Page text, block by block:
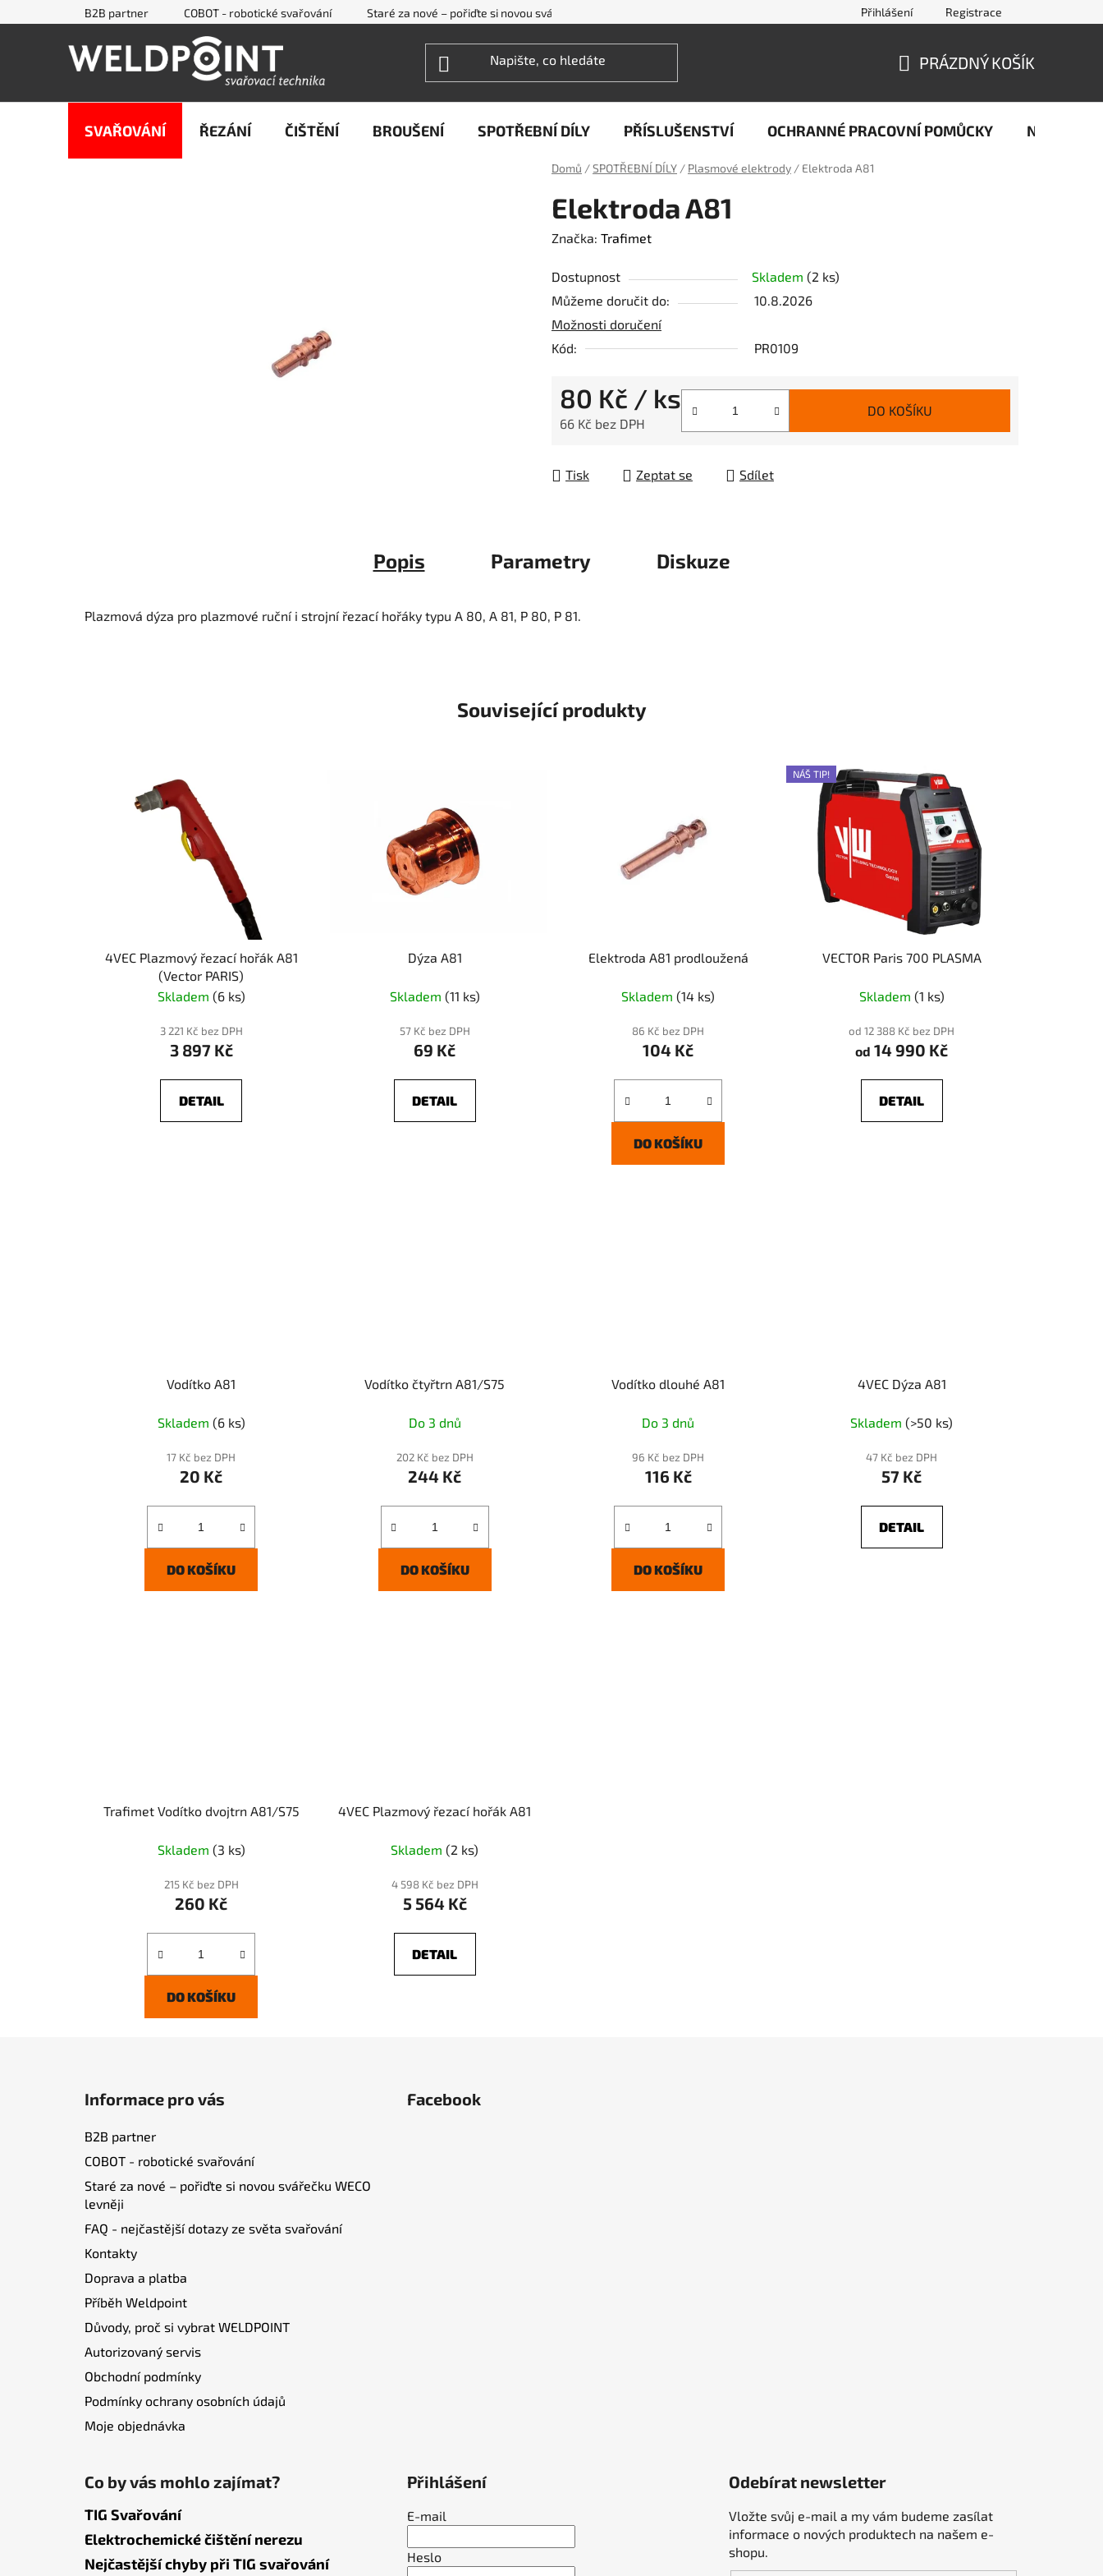
na
B2B partner COBOT - robotické svařování Staré za nové – pořiďte si novou svářečku WECO levněji FAQ - nejčastější dotazy ze světa svařování Kontakty
Přihlášení Registrace
KOŠÍK
PRÁZDNÝ KOŠÍK
SVAŘOVÁNÍ ŘEZÁNÍ ČIŠTĚNÍ BROUŠENÍ SPOTŘEBNÍ DÍLY PŘÍSLUŠENSTVÍ OCHRANNÉ PRACOVNÍ POMŮCKY Naše
Domů /SPOTŘEBNÍ DÍLY / Plasmové elektrody / Elektroda A81
Elektroda A81
Značka: Trafimet
Dostupnost Skladem (2 ks)
Můžeme doručit do:
10.8.2026
Možnosti doručení
Kód:
PR0109
80 Kč / ks
66 Kč bez DPH
DO KOŠÍKU
Tisk Zeptat se Sdílet
Popis Parametry Diskuze
Plazmová dýza pro plazmové ruční i strojní řezací hořáky typu A 80, A 81, P 80, P 81.
Související produkty
4VEC Plazmový řezací hořák A81
(Vector PARIS)
Skladem (6 ks)
3 221 Kč bez DPH
3 897 Kč
DETAIL
Dýza A81
Skladem (11 ks)
57 Kč bez DPH
69 Kč
DETAIL
Elektroda A81 prodloužená
Skladem(14 ks)
86 Kč bez DPH
104 Kč
DO KOŠÍKU
NÁŠ TIP!
VECTOR Paris 700 PLASMA
Skladem (1 ks)
od 12 388 Kč bez DPH
od 14 990 Kč
DETAIL
Vodítko A81
Skladem (6 ks)
17 Kč bez DPH
20 Kč
DO KOŠÍKU
Vodítko čtyřtrn A81/S75
Do 3 dnů
202 Kč bez DPH
244 Kč
DO KOŠÍKU
Vodítko dlouhé A81
Do 3 dnů
96 Kč bez DPH
116 Kč
DO KOŠÍKU
4VEC Dýza A81
Skladem(>50 ks)
47 Kč bez DPH
57 Kč
DETAIL
Trafimet Vodítko dvojtrn A81/S75
Skladem (3 ks)
215 Kč bez DPH
260 Kč
DO KOŠÍKU
4VEC Plazmový řezací hořák A81
Skladem(2 ks)
4 598 Kč bez DPH
5 564 Kč
DETAIL
Informace pro vás
B2B partner
COBOT - robotické svařování
Staré za nové – pořiďte si novou svářečku WECO
levněji
FAQ - nejčastější dotazy ze světa svařování
Kontakty
Doprava a platba
Příběh Weldpoint
Důvody, proč si vybrat WELDPOINT
Autorizovaný servis
Obchodní podmínky
Podmínky ochrany osobních údajů
Moje objednávka
Facebook
Co by vás mohlo zajímat?
TIG Svařování
Elektrochemické čištění nerezu
Nejčastější chyby při TIG svařování
Přihlášení
E-mail
Heslo
Odebírat newsletter
Vložte svůj e-mail a my vám budeme zasílat
informace o nových produktech na našem e-
shopu.